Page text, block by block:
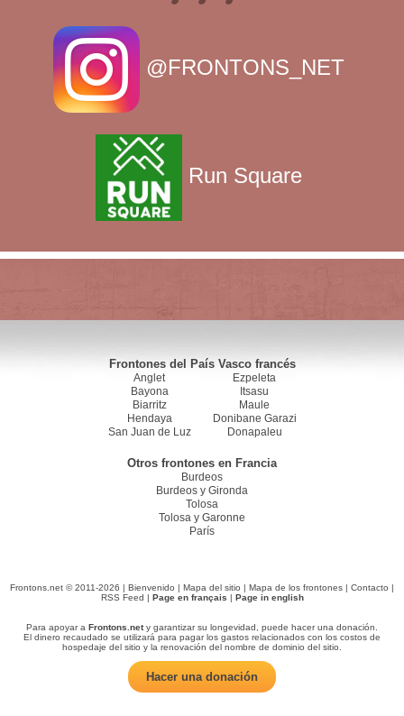
@FRONTONS_NET
Run Square
Frontones del País Vasco francés
Anglet
Bayona
Biarritz
Hendaya
San Juan de Luz
Ezpeleta
Itsasu
Maule
Donibane Garazi
Donapaleu
Otros frontones en Francia
Burdeos
Burdeos y Gironda
Tolosa
Tolosa y Garonne
París
Frontons.net © 2011-2026 | Bienvenido | Mapa del sitio | Mapa de los frontones | Contacto |
RSS Feed | Page en français | Page in english
Para apoyar a Frontons.nety garantizar su longevidad, puede hacer una donación.
El dinero recaudado se utilizará para pagar los gastos relacionados con los costos de
hospedaje del sitio y la renovación del nombre de dominio del sitio.
Hacer una donación